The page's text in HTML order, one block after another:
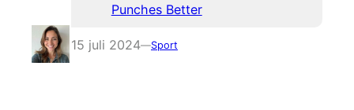
Punches Better
15 juli 2024—Sport